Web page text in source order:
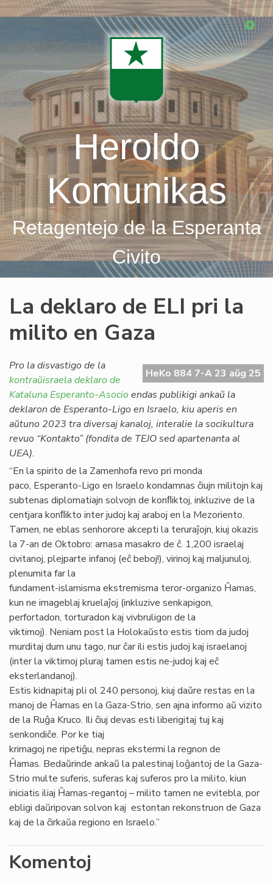
Skip
Heroldo
Komunikas
Retagentejo de la Esperanta
Civito
La deklaro de ELI pri la
milito en Gaza
HeKo 884 7-A 23 aŭg 25
Pro la disvastigo de la
kontraŭisraela deklaro de
Kataluna Esperanto-Asocioendas publikigi ankaŭ la
deklaron de Esperanto-Ligo en Israelo, kiu aperis en
aŭtuno 2023 tra diversaj kanaloj, interalie la socikultura
revuo “Kontakto” (fondita de TEJO sed apartenanta al
UEA).
“En la spirito de la Zamenhofa revo pri monda
paco, Esperanto-Ligo en Israelo kondamnas ĉiujn militojn kaj
subtenas diplomatiajn solvojn de konﬂiktoj, inkluzive de la
centjara konﬂikto inter judoj kaj araboj en la Mezoriento.
Tamen, ne eblas senhorore akcepti la teruraĵojn, kiuj okazis
la 7-an de Oktobro: amasa masakro de ĉ. 1,200 israelaj
civitanoj, plejparte infanoj (eĉ beboj!), virinoj kaj maljunuloj,
plenumita far la
fundament-islamisma ekstremisma teror-organizo Ĥamas,
kun ne imageblaj kruelaĵoj (inkluzive senkapigon,
perfortadon, torturadon kaj vivbruligon de la
viktimoj). Neniam post la Holokaŭsto estis tiom da judoj
murditaj dum unu tago, nur ĉar ili estis judoj kaj israelanoj
(inter la viktimoj pluraj tamen estis ne-judoj kaj eĉ
eksterlandanoj).
Estis kidnapitaj pli ol 240 personoj, kiuj daŭre restas en la
manoj de Ĥamas en la Gaza-Strio, sen ajna informo aŭ vizito
de la Ruĝa Kruco. Ili ĉiuj devas esti liberigitaj tuj kaj
senkondiĉe. Por ke tiaj
krimagoj ne ripetiĝu, nepras ekstermi la regnon de
Ĥamas. Bedaŭrinde ankaŭ la palestinaj loĝantoj de la Gaza-
Strio multe suferis, suferas kaj suferos pro la milito, kiun
iniciatis iliaj Ĥamas-regantoj – milito tamen ne evitebla, por
ebligi daŭripovan solvon kaj estontan rekonstruon de Gaza
kaj de la ĉirkaŭa regiono en Israelo.”
Komentoj